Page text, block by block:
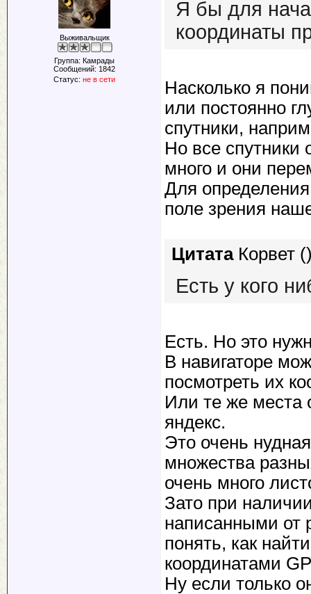
Выживальщик
Группа: Камрады
Сообщений: 1842
Статус: не в сети
Я бы для
координаты
Насколько я
или постоянно
спутники,
Но все
много и они
Для определения
поле зрения
Цитата Корвет (
Есть у кого
Есть. Но это
В навигаторе
посмотреть их
Или те же места
яндекс.
Это очень
множества
очень много
Зато при
написанными
понять, как
координатами
Ну если только